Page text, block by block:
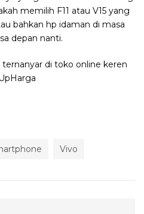
memilih F11 atau V15 yang
bahkan hp idaman di masa
depan nanti.
di toko online keren
Vivo